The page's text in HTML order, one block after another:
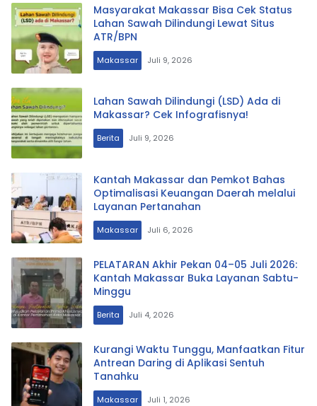
Masyarakat Makassar Bisa Cek Status
Lahan Sawah Dilindungi Lewat Situs
ATR/BPN
Makassar Juli 9, 2026
Lahan Sawah Dilindungi (LSD) Ada di
Makassar? Cek Infografisnya!
Berita Juli 9, 2026
Kantah Makassar dan Pemkot Bahas
Optimalisasi Keuangan Daerah melalui
Layanan Pertanahan
Makassar Juli 6, 2026
PELATARAN Akhir Pekan 04–05 Juli 2026:
Kantah Makassar Buka Layanan Sabtu-
Minggu
Berita Juli 4, 2026
Kurangi Waktu Tunggu, Manfaatkan Fitur
Antrean Daring di Aplikasi Sentuh
Tanahku
Makassar Juli 1, 2026